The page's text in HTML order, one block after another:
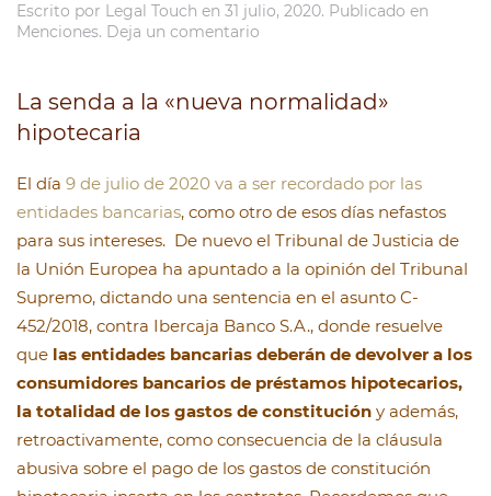
Escrito por Legal Touch en 31 julio, 2020. Publicado en
Menciones. Deja un comentario
La senda a la «nueva normalidad»
hipotecaria
El día 9 de julio de 2020 va a ser recordado por las
entidades bancarias, como otro de esos días nefastos
para sus intereses. De nuevo el Tribunal de Justicia de
la Unión Europea ha apuntado a la opinión del Tribunal
Supremo, dictando una sentencia en el asunto C-
452/2018, contra Ibercaja Banco S.A., donde resuelve
que las entidades bancarias deberán de devolver a los
consumidores bancarios de préstamos hipotecarios,
la totalidad de los gastos de constitución y además,
retroactivamente, como consecuencia de la cláusula
abusiva sobre el pago de los gastos de constitución